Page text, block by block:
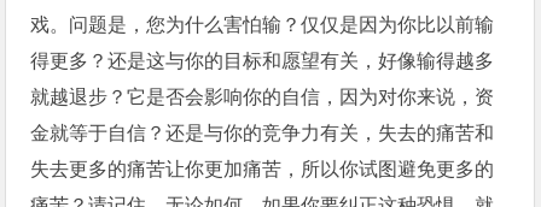
戏。问题是，您为什么害怕输？仅仅是因为你比以前输
得更多？还是这与你的目标和愿望有关，好像输得越多
就越退步？它是否会影响你的自信，因为对你来说，资
金就等于自信？还是与你的竞争力有关，失去的痛苦和
失去更多的痛苦让你更加痛苦，所以你试图避免更多的